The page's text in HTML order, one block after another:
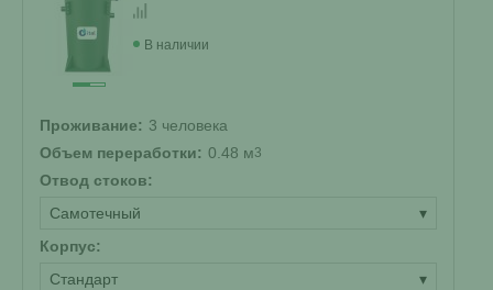
В наличии
Проживание: 3 человека
Объем переработки: 0.48 м3
Отвод стоков:
Самотечный
▾
Корпус:
Стандарт
▾